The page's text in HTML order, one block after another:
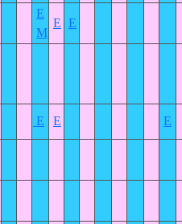
E
M
E E
E E E